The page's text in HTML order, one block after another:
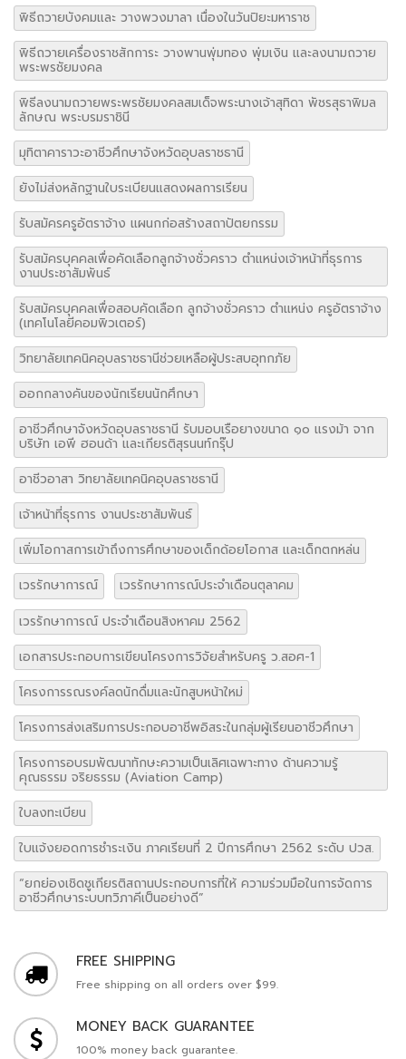
พิธีถวายบังคมและ วางพวงมาลา เนื่องในวันปิยะมหาราช
พิธีถวายเครื่องราชสักการะ วางพานพุ่มทอง พุ่มเงิน และลงนามถวาย
พระพรชัยมงคล
พิธีลงนามถวายพระพรชัยมงคลสมเด็จพระนางเจ้าสุทิดา พัชรสุธาพิมล
ลักษณ พระบรมราชินี
มุทิตาคาราวะอาชีวศึกษาจังหวัดอุบลราชธานี
ยังไม่ส่งหลักฐานใบระเบียนแสดงผลการเรียน
รับสมัครครูอัตราจ้าง แผนกก่อสร้างสถาปัตยกรรม
รับสมัครบุคคลเพื่อคัดเลือกลูกจ้างชั่วคราว ตำแหน่งเจ้าหน้าที่ธุรการ
งานประชาสัมพันธ์
รับสมัครบุคคลเพื่อสอบคัดเลือก ลูกจ้างชั่วคราว ตำแหน่ง ครูอัตราจ้าง
(เทคโนโลยีคอมพิวเตอร์)
วิทยาลัยเทคนิคอุบลราชธานีช่วยเหลือผู้ประสบอุทกภัย
ออกกลางคันของนักเรียนนักศึกษา
อาชีวศึกษาจังหวัดอุบลราชธานี รับมอบเรือยางขนาด ๑๐ แรงม้า จาก
บริษัท เอพี ฮอนด้า และเกียรติสุรนนท์กรุ๊ป
อาชีวอาสา วิทยาลัยเทคนิคอุบลราชธานี
เจ้าหน้าที่ธุรการ งานประชาสัมพันธ์
เพิ่มโอกาสการเข้าถึงการศึกษาของเด็กด้อยโอกาส และเด็กตกหล่น
เวรรักษาการณ์
เวรรักษาการณ์ประจำเดือนตุลาคม
เวรรักษาการณ์ ประจำเดือนสิงหาคม 2562
เอกสารประกอบการเขียนโครงการวิจัยสำหรับครู ว.สอศ-1
โครงการรณรงค์ลดนักดื่มและนักสูบหน้าใหม่
โครงการส่งเสริมการประกอบอาชีพอิสระในกลุ่มผู้เรียนอาชีวศึกษา
โครงการอบรมพัฒนาทักษะความเป็นเลิศเฉพาะทาง ด้านความรู้
คุณธรรม จริยธรรม (Aviation Camp)
ใบลงทะเบียน
ใบแจ้งยอดการชำระเงิน ภาคเรียนที่ 2 ปีการศึกษา 2562 ระดับ ปวส.
“ยกย่องเชิดชูเกียรติสถานประกอบการที่ให้ ความร่วมมือในการจัดการ
อาชีวศึกษาระบบทวิภาคีเป็นอย่างดี”
FREE SHIPPING
Free shipping on all orders over $99.
MONEY BACK GUARANTEE
100% money back guarantee.